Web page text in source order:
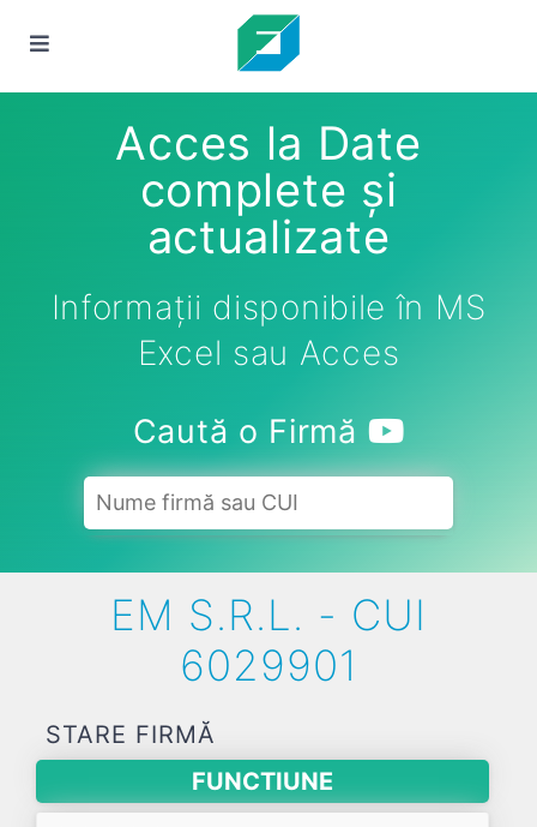
Acces la Date
complete și
actualizate
Informații disponibile în MS
Excel sau Acces
Caută o Firmă
EM S.R.L. - CUI
6029901
STARE FIRMĂ
FUNCTIUNE